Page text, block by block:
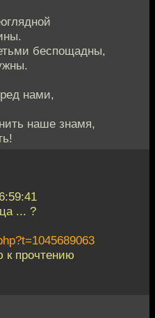
беспощадны,
нами,
наше знамя,
... ?
к прочтению